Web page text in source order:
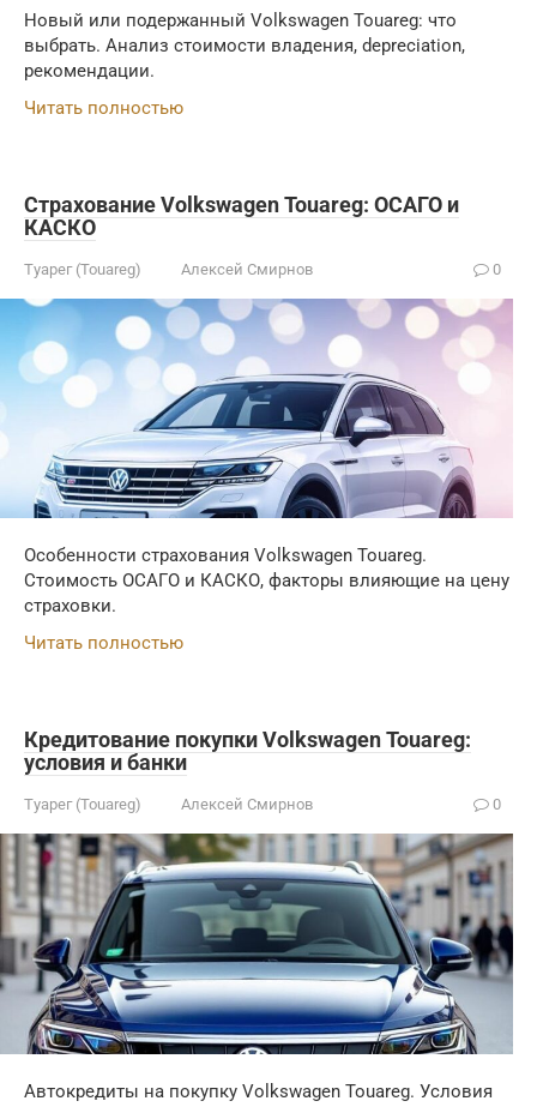
Новый или подержанный Volkswagen Touareg: что
выбрать. Анализ стоимости владения, depreciation,
рекомендации.
Читать полностью
Страхование Volkswagen Touareg: ОСАГО и
КАСКО
Туарег (Touareg) Алексей Смирнов 0
Особенности страхования Volkswagen Touareg.
Стоимость ОСАГО и КАСКО, факторы влияющие на цену
страховки.
Читать полностью
Кредитование покупки Volkswagen Touareg:
условия и банки
Туарег (Touareg) Алексей Смирнов 0
Автокредиты на покупку Volkswagen Touareg. Условия